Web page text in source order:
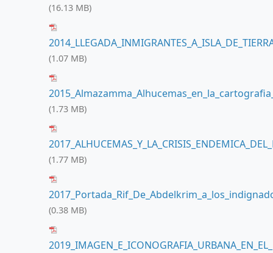
(16.13 MB)
(1.07 MB)
(1.73 MB)
(1.77 MB)
(0.38 MB)